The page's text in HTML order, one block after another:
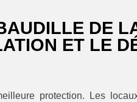
DE
ET LE
protection. Les